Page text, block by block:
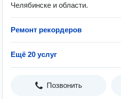
Челябинске и области.
Ремонт рекордеров
Ещё 20 услуг
Позвонить